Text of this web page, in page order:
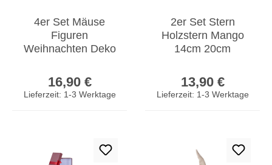
4er Set Mäuse
Figuren
Weihnachten Deko
Weiß
Weihnachtsdeko
16,90 €
Lieferzeit: 1-3 Werktage
2er Set Stern
Holzstern Mango
14cm 20cm
Natur Deko
Tischdeko Holz
13,90 €
Lieferzeit: 1-3 Werktage